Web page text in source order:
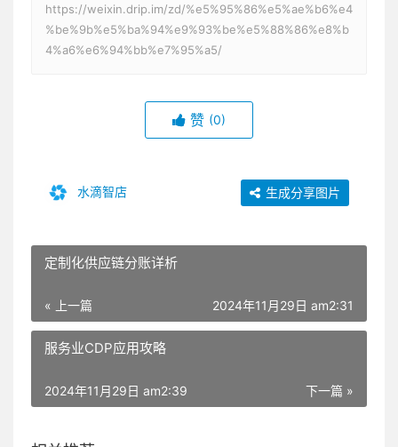
https://weixin.drip.im/zd/%e5%95%86%e5%ae%b6%e4
%be%9b%e5%ba%94%e9%93%be%e5%88%86%e8%b
4%a6%e6%94%bb%e7%95%a5/
赞 (0)
水滴智店 生成分享图片
定制化供应链分账详析
« 上一篇 2024年11月29日 am2:31
服务业CDP应用攻略
下一篇 »
2024年11月29日 am2:39